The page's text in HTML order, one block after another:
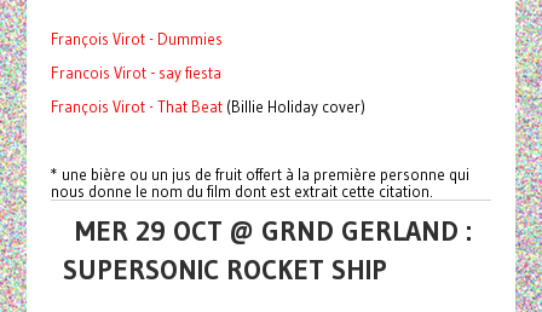
François Virot - Dummies
Francois Virot - say fiesta
François Virot - That Beat(Billie Holiday cover)
* une bière ou un jus de fruit offert à la première personne qui
nous donne le nom du film dont est extrait cette citation.
MER 29 OCT @ GRND GERLAND :
SUPERSONIC ROCKET SHIP